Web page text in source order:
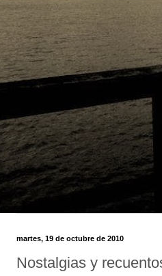
martes, 19 de octubre de 2010
Nostalgias y